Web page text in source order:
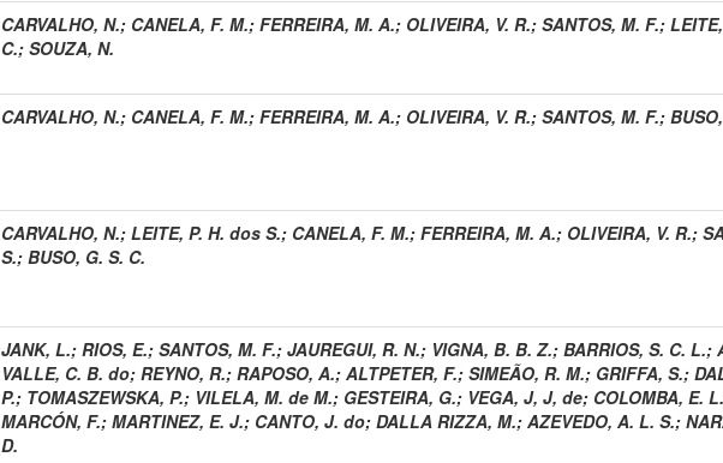
CARVALHO, N.; CANELA, F. M.; FERREIRA, M. A.; OLIVEIRA, V. R.; SANTOS, M. F.;
C.; SOUZA, N.
CARVALHO, N.; CANELA, F. M.; FERREIRA, M. A.; OLIVEIRA, V. R.; SANTOS, M. F.;
CARVALHO, N.; LEITE, P. H. dos S.; CANELA, F. M.; FERREIRA, M. A.; OLIVEIRA, V. R.;
S.; BUSO, G. S. C.
JANK, L.; RIOS, E.; SANTOS, M. F.; JAUREGUI, R. N.; VIGNA, B. B. Z.; BARRIOS, S. C. L.;
VALLE, C. B. do; REYNO, R.; RAPOSO, A.; ALTPETER, F.; SIMEÃO, R. M.; GRIFFA, S.;
P.; TOMASZEWSKA, P.; VILELA, M. de M.; GESTEIRA, G.; VEGA, J, J, de; COLOMBA, E. L.
MARCÓN, F.; MARTINEZ, E. J.; CANTO, J. do; DALLA RIZZA, M.; AZEVEDO, A. L. S.;
D.